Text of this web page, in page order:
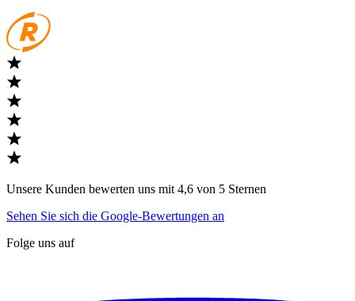
Unsere Kunden bewerten uns mit 4,6 von 5 Sternen
Sehen Sie sich die Google-Bewertungen an
Folge uns auf